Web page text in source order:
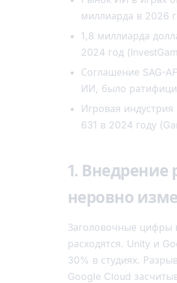
миллиарда в 2026
1,8 миллиарда
2024 год
Соглашение SAG-
ИИ, было
Игровая
631 в 2024 году
1. Внедрение
неровно
Заголовочные цифры
расходятся. Unity и
30% в студиях.
Google Cloud